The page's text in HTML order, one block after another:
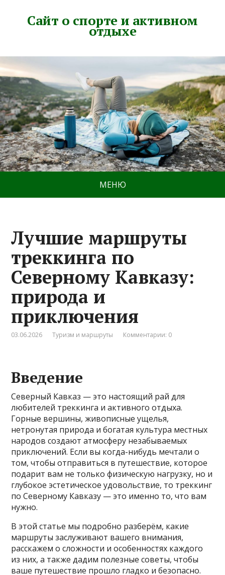
Сайт о спорте и активном
отдыхе
МЕНЮ
Лучшие маршруты
треккинга по
Северному Кавказу:
природа и
приключения
03.06.2026 Туризм и маршруты Комментарии: 0
Введение
Северный Кавказ — это настоящий рай для
любителей треккинга и активного отдыха.
Горные вершины, живописные ущелья,
нетронутая природа и богатая культура местных
народов создают атмосферу незабываемых
приключений. Если вы когда-нибудь мечтали о
том, чтобы отправиться в путешествие, которое
подарит вам не только физическую нагрузку, но и
глубокое эстетическое удовольствие, то треккинг
по Северному Кавказу — это именно то, что вам
нужно.
В этой статье мы подробно разберём, какие
маршруты заслуживают вашего внимания,
расскажем о сложности и особенностях каждого
из них, а также дадим полезные советы, чтобы
ваше путешествие прошло гладко и безопасно.